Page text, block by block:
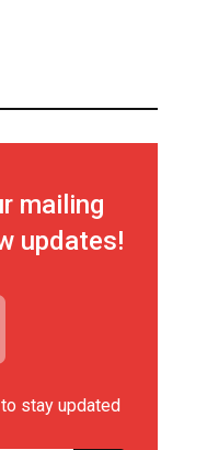
mailing
updates!
stay updated